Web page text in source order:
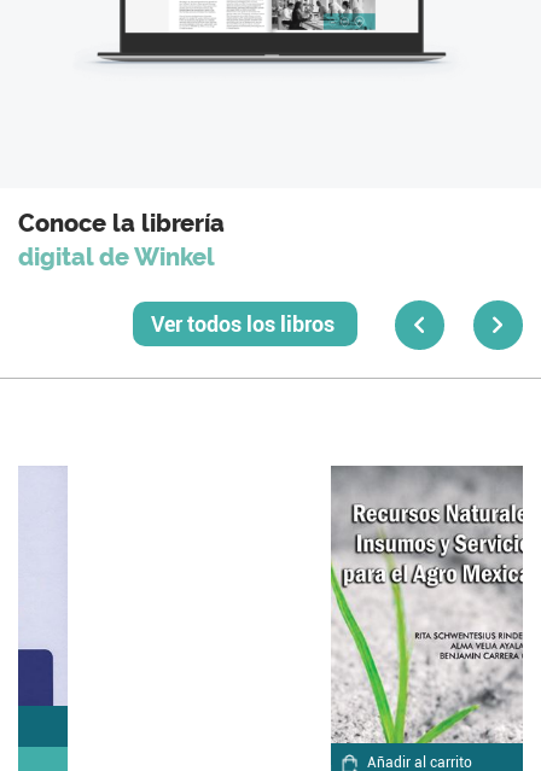
Conoce la librería
digital de Winkel
Ver todos los libros